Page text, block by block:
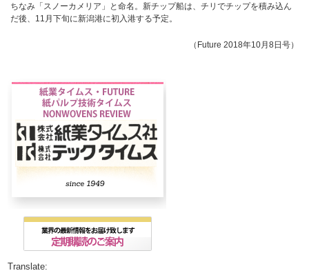
ちなみ「スノーカメリア」と命名。新チップ船は、チリでチップを積み込ん
だ後、11月下旬に新潟港に初入港する予定。
（Future 2018年10月8日号）
Translate: